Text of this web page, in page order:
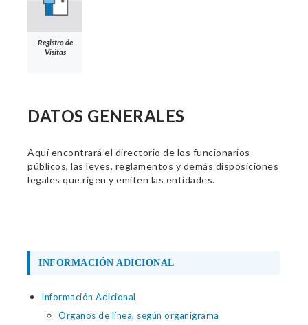
Registro de
Visitas
DATOS GENERALES
Aquí encontrará el directorio de los funcionarios
públicos, las leyes, reglamentos y demás disposiciones
legales que rigen y emiten las entidades.
INFORMACIÓN ADICIONAL
Información Adicional
Órganos de línea, según organigrama